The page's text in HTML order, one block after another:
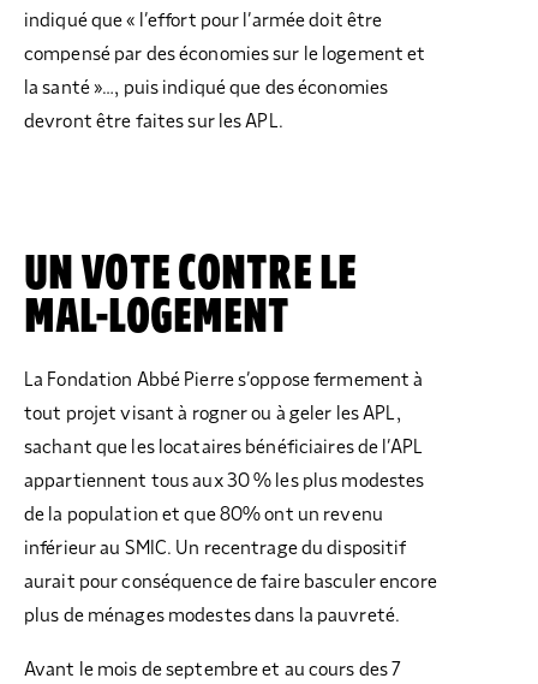
indiqué que « l’effort pour l’armée doit être
compensé par des économies sur le logement et
la santé »…, puis indiqué que des économies
devront être faites sur les APL.
UN VOTE CONTRE LE
MAL-LOGEMENT
La Fondation Abbé Pierre s’oppose fermement à
tout projet visant à rogner ou à geler les APL,
sachant que les locataires bénéficiaires de l’APL
appartiennent tous aux 30 % les plus modestes
de la population et que 80% ont un revenu
inférieur au SMIC. Un recentrage du dispositif
aurait pour conséquence de faire basculer encore
plus de ménages modestes dans la pauvreté.
Avant le mois de septembre et au cours des 7